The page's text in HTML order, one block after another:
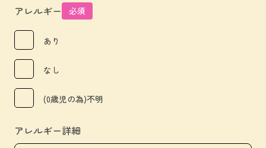
アレルギー 必須
あり
なし
(0歳児の為)不明
アレルギー詳細